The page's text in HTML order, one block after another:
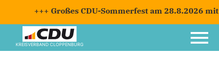
+++ Großes CDU-Sommerfest am 28.8.2026 mit
KREISVERBAND CLOPPENBURG